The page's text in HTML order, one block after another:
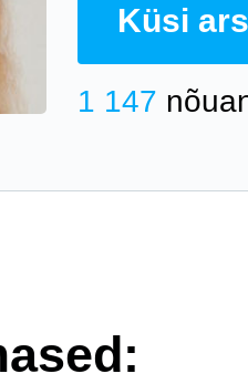
Küsi
1 147